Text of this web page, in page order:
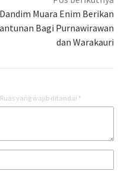
Dandim Muara Enim Berikan
Bagi Purnawirawan
dan Warakauri
Ruas yang wajib ditandai *